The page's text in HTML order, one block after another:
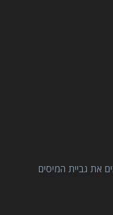
את גביית המיסים